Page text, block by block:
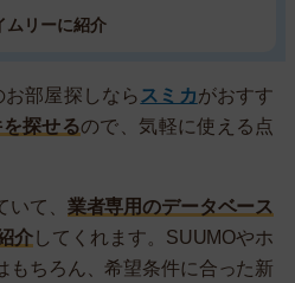
ムリーに紹介
部屋探しなら スミカがおすす
探せるので、気軽に使える点
て、 業者専用のデータベース
介してくれます。SUUMOやホ
もちろん、希望条件に合った新